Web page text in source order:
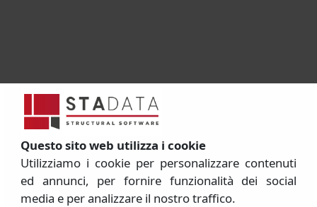
©2026
Questo sito web utilizza i cookie
Utilizziamo i cookie per personalizzare contenuti
ed annunci, per fornire funzionalità dei social
media e per analizzare il nostro traffico.